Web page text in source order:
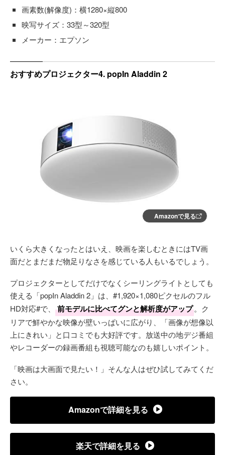
画素数(解像度)：横1280×縦800
映写サイズ：33型～320型
メーカー：エプソン
おすすめプロジェクター4. popIn Aladdin 2
Amazonで見る
いくら大きくなったとはいえ、映画を楽しむときにはTV画
面だとまだまだ物足りなさを感じている人もいるでしょう。
プロジェクターとしてだけでなくシーリングライトとしても
使える「popIn Aladdin 2」は、#1,920×1,080ピクセルのフル
HD対応#で、
前モデルに比べてグンと解析度がアップ。ク
リアで鮮やかな映像が壁いっぱいに広がり、「画像が想像以
上にきれい」と口コミでも大好評です。放送中の地デジ番組
やレコーダーの録画番組も視聴可能なのも嬉しいポイント。
「映画は大画面で見たい！」そんな人はぜひ試してみてくだ
さい。
Amazonで詳細を見る
楽天で詳細を見る